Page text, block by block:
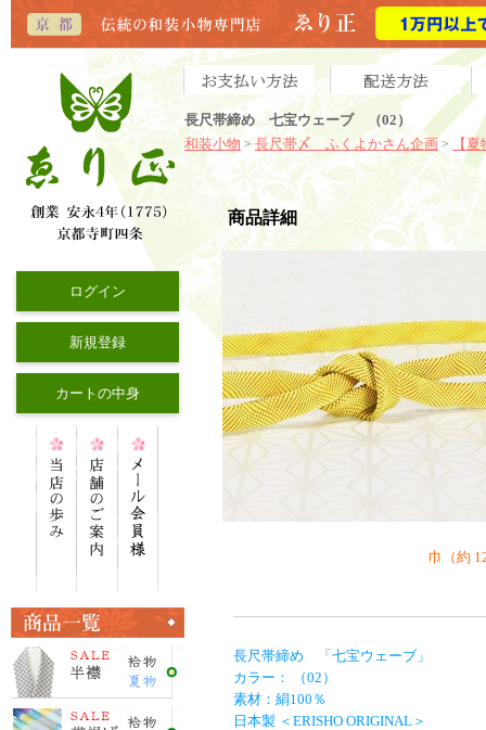
長尺帯締め 七宝ウェーブ （02）
和装小物 > 長尺帯〆 ふくよかさん企画 > 【
ログイン
新規登録
カートの中身
商品詳細
巾（約
長尺帯締め 「七宝ウェーブ」
カラー： （02）
素材：絹100％
日本製 ＜ERISHO ORIGINAL＞